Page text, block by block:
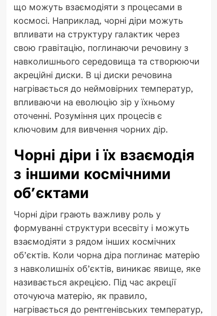
що можуть взаємодіяти з процесами в
космосі. Наприклад, чорні діри можуть
впливати на структуру галактик через
свою гравітацію, поглинаючи речовину з
навколишнього середовища та створюючи
акреційні диски. В ці диски речовина
нагрівається до неймовірних температур,
впливаючи на еволюцію зір у їхньому
оточенні. Розуміння цих процесів є
ключовим для вивчення чорних дір.
Чорні діри і їх взаємодія
з іншими космічними
об’єктами
Чорні діри грають важливу роль у
формуванні структури всесвіту і можуть
взаємодіяти з рядом інших космічних
об’єктів. Коли чорна діра поглинає матерію
з навколишніх об’єктів, виникає явище, яке
називається акрецією. Під час акреції
оточуюча матерію, як правило,
нагрівається до рентгенівських температур,